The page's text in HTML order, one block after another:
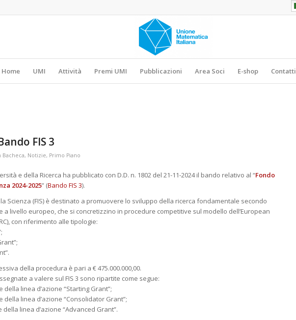
Home UMI Attività Premi UMI Pubblicazioni Area Soci E-shop Contatti
FIS 3
Bacheca, Notizie, Primo Piano
e della Ricerca ha pubblicato con D.D. n. 1802 del 21-11-2024 il bando relativo al “Fondo
2024-2025” (Bando FIS 3).
Scienza (FIS) è destinato a promuovere lo sviluppo della ricerca fondamentale secondo
a livello europeo, che si concretizzino in procedure competitive sul modello dell’European
con riferimento alle tipologie:
della procedura è pari a € 475.000.000,00.
a valere sul FIS 3 sono ripartite come segue:
della linea d’azione “Starting Grant”;
della linea d’azione “Consolidator Grant”;
della linea d’azione “Advanced Grant”.